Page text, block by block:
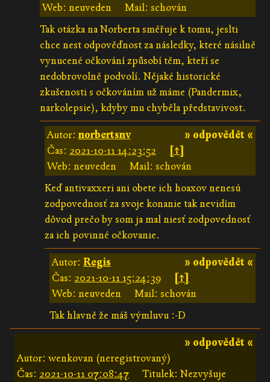
Web: neuveden
Mail: schován
Tak otázka na Norberta směřuje k tomu, jeslti
chce nest odpověďnost za následky, které násilně
vynucené očkování způsobí těm, kteří se
nedobrovolně podvolí. Nějaké historické
zkušenosti s očkováním už máme (Pandermix,
narkolepsie), kdyby mu chyběla představivost.
» odpovědět «
Autor:norbertsnv
Čas: 2021-10-11 14:23:52
[↑]
Web: neuveden
Mail: schován
Keď antivaxxeri ani obete ich hoaxov nenesú
zodpovednosť za svoje konanie tak nevidím
dôvod prečo by som ja mal niesť zodpovednosť
za ich povinné očkovanie.
» odpovědět «
Autor:Regis
Čas: 2021-10-11 15:24:39
[↑]
Web: neuveden
Mail: schován
Tak hlavně že máš výmluvu :-D
» odpovědět «
Autor: wenkovan (neregistrovaný)
Čas: 2021-10-11 07:08:47
Titulek: Nezvyšuje